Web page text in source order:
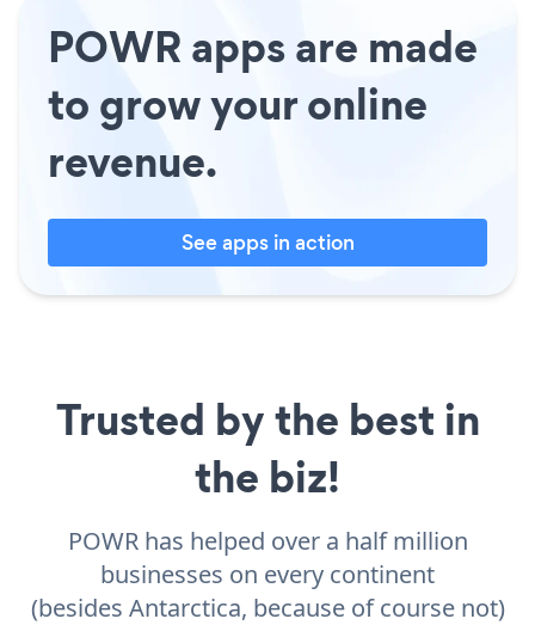
POWR apps are made
to grow your online
revenue.
See apps in action
Trusted by the best in
the biz!
POWR has helped over a half million
businesses on every continent
(besides Antarctica, because of course not)